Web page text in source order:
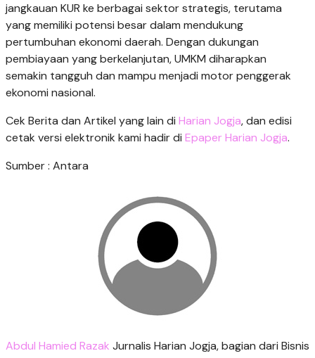
jangkauan KUR ke berbagai sektor strategis, terutama
yang memiliki potensi besar dalam mendukung
pertumbuhan ekonomi daerah. Dengan dukungan
pembiayaan yang berkelanjutan, UMKM diharapkan
semakin tangguh dan mampu menjadi motor penggerak
ekonomi nasional.
Cek Berita dan Artikel yang lain di Harian Jogja, dan edisi
cetak versi elektronik kami hadir di Epaper Harian Jogja.
Sumber : Antara
Abdul Hamied Razak Jurnalis Harian Jogja, bagian dari Bisnis